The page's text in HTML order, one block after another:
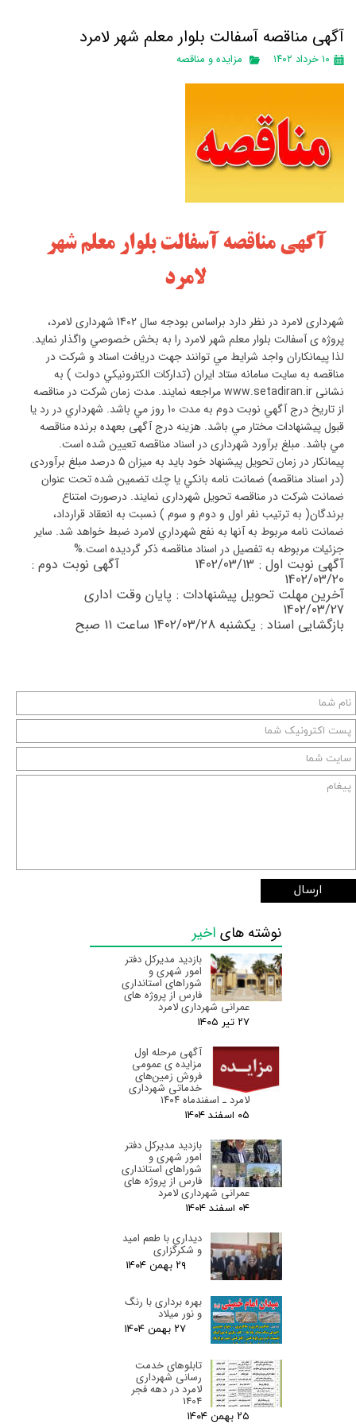
آگهی مناقصه آسفالت بلوار معلم شهر لامرد
۱۰ خرداد ۱۴۰۲ مزایده و مناقصه
آگهي مناقصه آسفالت بلوار معلم شهر
لامرد
شهرداری لامرد در نظر دارد براساس بودجه سال 1402 شهرداری لامرد،
پروژه ی آسفالت بلوار معلم شهر لامرد را به بخش خصوصي واگذار نمايد.
لذا پيمانكاران واجد شرايط مي توانند جهت دريافت اسناد و شركت در
مناقصه به سايت سامانه ستاد ايران (تداركات الكترونيكي دولت ) به
نشانی www.setadiran.ir مراجعه نمايند. مدت زمان شركت در مناقصه
از تاريخ درج آگهي نوبت دوم به مدت 10 روز مي باشد. شهرداري در رد يا
قبول پيشنهادات مختار مي باشد. هزينه درج آگهی بعهده برنده مناقصه
مي باشد. مبلغ برآورد شهرداری در اسناد مناقصه تعيين شده است.
پيمانكار در زمان تحويل پيشنهاد خود بايد به ميزان 5 درصد مبلغ برآوردی
(در اسناد مناقصه) ضمانت نامه بانكي يا چك تضمين شده تحت عنوان
ضمانت شركت در مناقصه تحويل شهرداری نمايند. درصورت امتناع
برندگان( به ترتيب نفر اول و دوم و سوم ) نسبت به انعقاد قرارداد،
ضمانت نامه مربوط به آنها به نفع شهرداري لامرد ضبط خواهد شد. ساير
جزئيات مربوطه به تفصيل در اسناد مناقصه ذكر گرديده است.%
آگهی نوبت اول : 1402/03/13 آگهی نوبت دوم :
1402/03/20
آخرين مهلت تحويل پيشنهادات : پايان وقت اداری
1402/03/27
بازگشايی اسناد : یکشنبه 1402/03/28 ساعت 11 صبح
ارسال
نوشته های اخیر
بازدید مدیرکل دفتر
امور شهری و
شوراهای استانداری
فارس از پروژه های
عمرانی شهرداری لامرد
۲۷ تیر ۰۵
آگهی مرحله اول
مزایده ی عمومی
فروش زمین‌های
خدماتی شهرداری
لامرد ـ اسفندماه ۱۴۰۴
۰۵ اسفند ۰۴
بازدید مدیرکل دفتر
امور شهری و
شوراهای استانداری
فارس از پروژه های
عمرانی شهرداری لامرد
۰۴ اسفند ۰۴
دیداری با طعم امید
و شکرگزاری
۲۹ بهمن ۰۴
بهره برداری با رنگ
و نور میلاد
۲۷ بهمن ۰۴
تابلوهای خدمت
رسانی شهرداری
لامرد در دهه فجر
1404
۲۵ بهمن ۰۴